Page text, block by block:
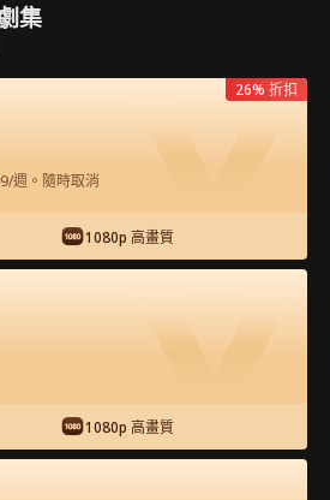
。請解鎖後觀看。
完整影片
集
週。隨時取消
1080p 高畫質
26% 折扣
1080p 高畫質